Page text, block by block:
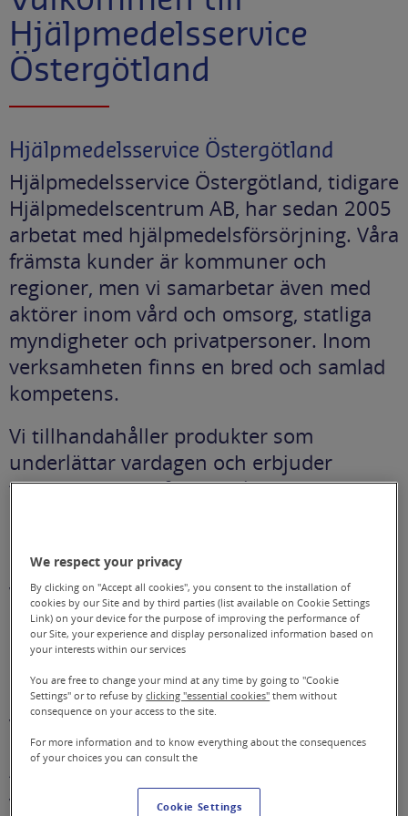
Hjälpmedelsservice
Östergötland
Hjälpmedelsservice Östergötland
Hjälpmedelsservice Östergötland, tidigare
Hjälpmedelscentrum AB, har sedan 2005
arbetat med hjälpmedelsförsörjning. Våra
främsta kunder är kommuner och
regioner, men vi samarbetar även med
aktörer inom vård och omsorg, statliga
myndigheter och privatpersoner. Inom
verksamheten finns en bred och samlad
kompetens.
Vi tillhandahåller produkter som
underlättar vardagen och erbjuder
tjänster som omfattar hela
och underhåll.
Verksamheten bedrivs på uppdrag av
Region Östergötland samt länets 13
kommuner och omfattar hela
Östergötlands län.
Vårt uppdrag är att tillhandahålla och
anpassa hjälpmedel som ger möjlighet
till ett självständigt och oberoende liv.
Vår vision är att vara, och uppfattas som,
We respect your privacy
By clicking on "Accept all cookies", you consent to the installation of
cookies by our Site and by third parties (list available on Cookie Settings
Link) on your device for the purpose of improving the performance of
our Site, your experience and display personalized information based on
your interests within our services
You are free to change your mind at any time by going to "Cookie
Settings" or to refuse byclicking "essential cookies" them without
consequence on your access to the site.
For more information and to know everything about the consequences
of your choices you can consult the
Cookie Settings